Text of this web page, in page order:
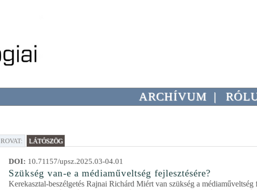
ARCHÍVUM |
ROVAT: LÁTÓSZÖG
DOI: 10.71157/upsz.2025.03-04.01
Szükség van-e a médiaműveltség fejlesztésére?
Kerekasztal-beszélgetés Rajnai Richárd Miért van szükség a